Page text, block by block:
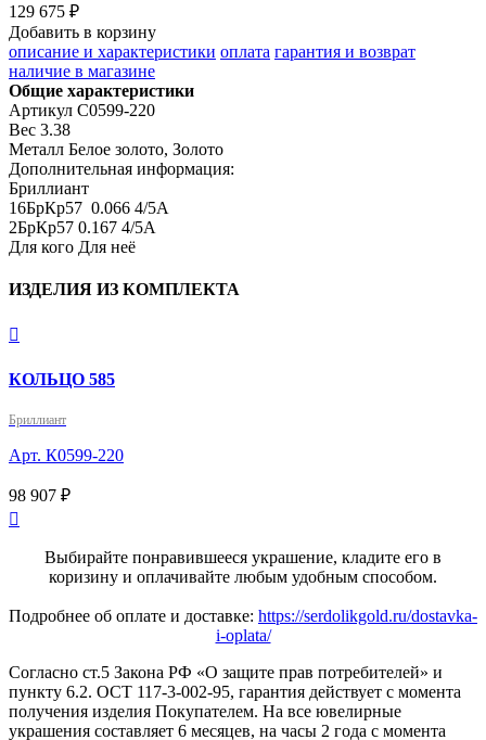
129 675 ₽
Добавить в корзину
описание и характеристики оплата гарантия и возврат
наличие в магазине
Общие характеристики
Артикул С0599-220
Вес 3.38
Металл Белое золото, Золото
Дополнительная информация:
Бриллиант
16БрКр57  0.066 4/5А
2БрКр57 0.167 4/5А
Для кого Для неё
ИЗДЕЛИЯ ИЗ КОМПЛЕКТА

КОЛЬЦО 585
Бриллиант
Арт. К0599-220
98 907 ₽

Выбирайте понравившееся украшение, кладите его в
коризину и оплачивайте любым удобным способом.
Подробнее об оплате и доставке: https://serdolikgold.ru/dostavka-
i-oplata/
Согласно ст.5 Закона РФ «О защите прав потребителей» и
пункту 6.2. ОСТ 117-3-002-95, гарантия действует с момента
получения изделия Покупателем. На все ювелирные
украшения составляет 6 месяцев, на часы 2 года с момента